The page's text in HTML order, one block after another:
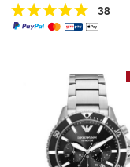
38